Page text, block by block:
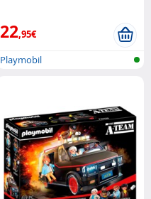
22,95€
Playmobil